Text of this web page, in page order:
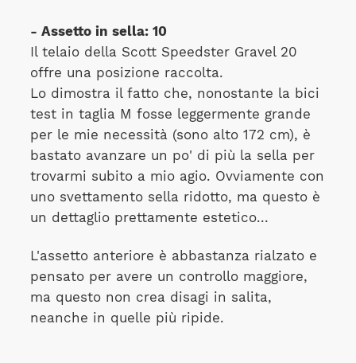
- Assetto in sella: 10
Il telaio della Scott Speedster Gravel 20
offre una posizione raccolta.
Lo dimostra il fatto che, nonostante la bici
test in taglia M fosse leggermente grande
per le mie necessità (sono alto 172 cm), è
bastato avanzare un po' di più la sella per
trovarmi subito a mio agio. Ovviamente con
uno svettamento sella ridotto, ma questo è
un dettaglio prettamente estetico...
L'assetto anteriore è abbastanza rialzato e
pensato per avere un controllo maggiore,
ma questo non crea disagi in salita,
neanche in quelle più ripide.